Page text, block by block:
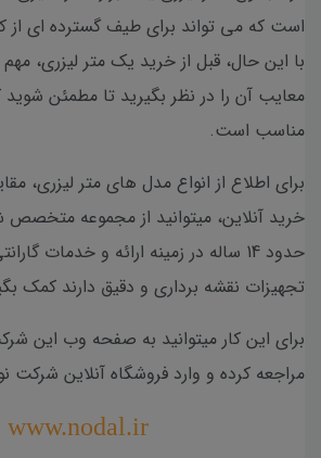
است که می تواند برای طیف گسترده ای از
با این حال، قبل از خرید یک متر لیزری،
معایب آن را در نظر بگیرید تا مطمئن شوید
مناسب است.
برای اطلاع از انواع مدل های متر لیزری،
خرید آنلاین، میتوانید از مجموعه
حدود 14 ساله در زمینه ارائه و خدمات
تجهیزات نقشه برداری و دقیق دارند کمک
برای این کار میتوانید به صفحه وب این
مراجعه کرده و وارد فروشگاه آنلاین شرکت
www.nodal.ir